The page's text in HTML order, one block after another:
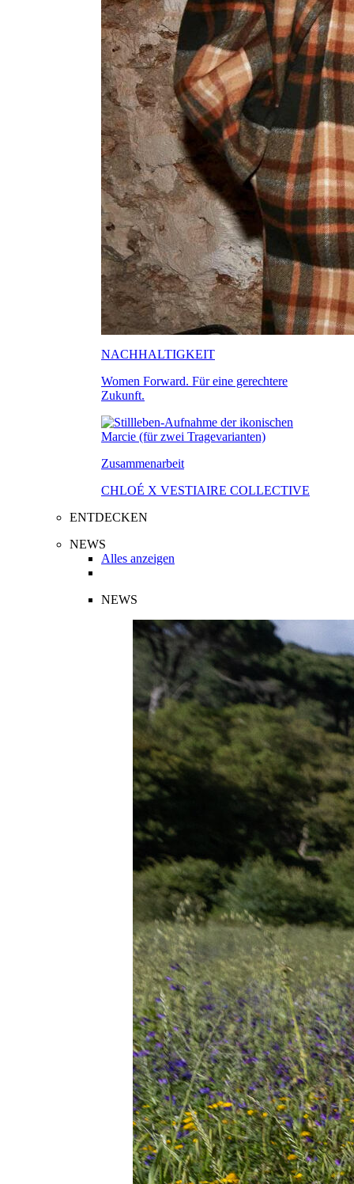
NACHHALTIGKEIT
Women Forward. Für eine gerechtere
Zukunft.
Zusammenarbeit
CHLOÉ X VESTIAIRE COLLECTIVE
ENTDECKEN
NEWS
Alles anzeigen
NEWS